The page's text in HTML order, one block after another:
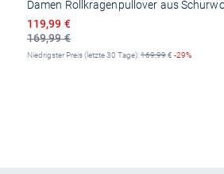
169,99 €
Ermäßigter Preis
119,99 €
Niedrigster Preis (letzte 30 Tage):169,99€ -29%